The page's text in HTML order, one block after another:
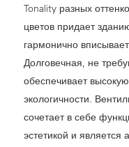
Tonality разных
цветов придает
гармонично
Долговечная, не
обеспечивает
экологичности.
сочетает в себе
эстетикой и является